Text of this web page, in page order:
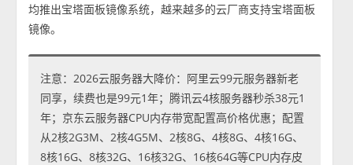
均推出宝塔面板镜像系统，越来越多的云厂商支持宝塔面板
镜像。
注意：2026云服务器大降价：阿里云99元服务器新老
同享，续费也是99元1年；腾讯云4核服务器秒杀38元1
年；京东云服务器CPU内存带宽配置高价格优惠；配置
从2核2G3M、2核4G5M、2核8G、4核8G、4核16G、
8核16G、8核32G、16核32G、16核64G等CPU内存皮